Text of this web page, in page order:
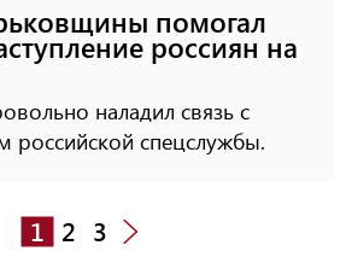
помогал
россиян на
наладил связь с
российской спецслужбы.
1 2 3